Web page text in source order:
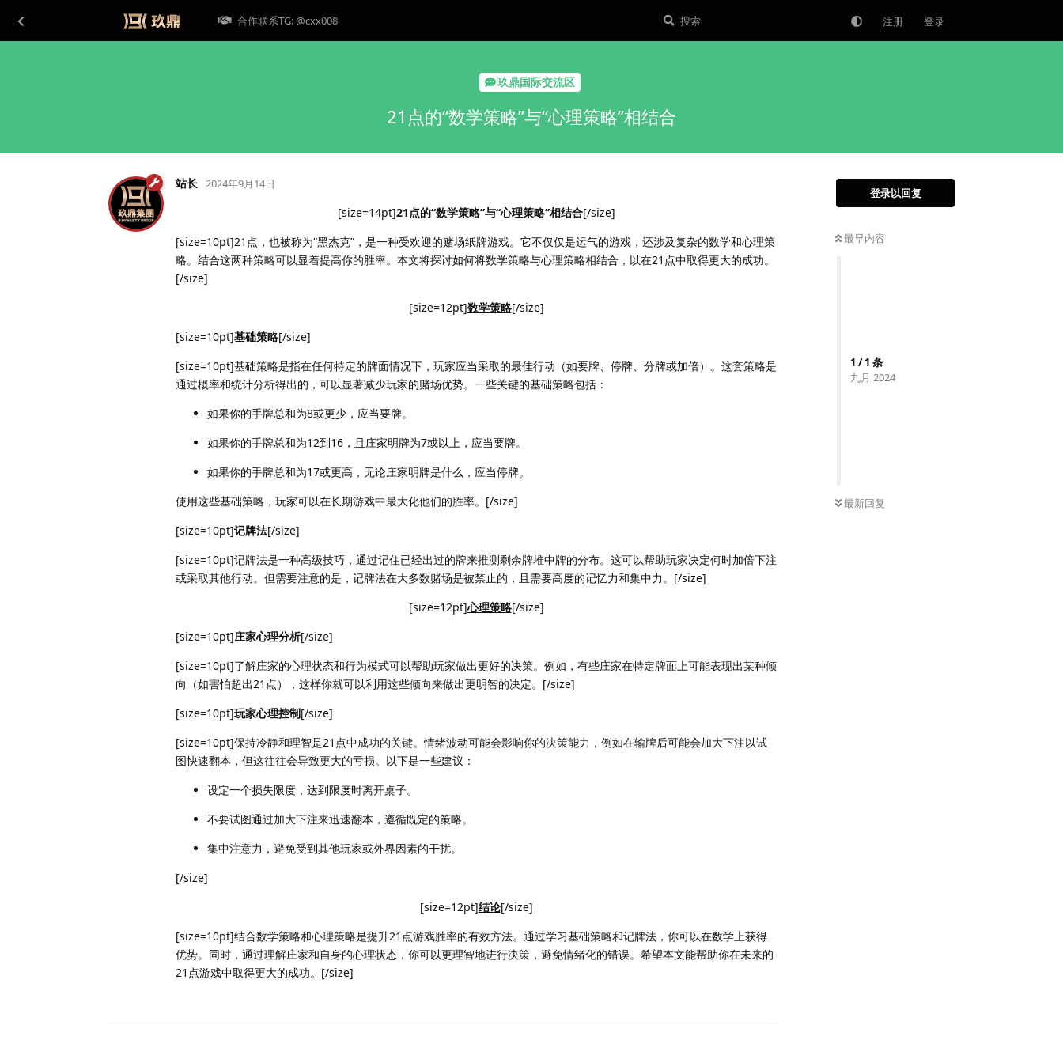
合作联系TG: @cxx008 注册 登录
玖鼎国际交流区
21点的“数学策略”与“心理策略”相结合
登录以回复
最早内容
1 /1 条
九月 2024
最新回复
站长 2024年9月14日
[size=14pt]21点的“数学策略”与“心理策略”相结合[/size]
[size=10pt]21点，也被称为“黑杰克”，是一种受欢迎的赌场纸牌游戏。它不仅仅是运气的游戏，还涉及复杂的数学和心理策
略。结合这两种策略可以显着提高你的胜率。本文将探讨如何将数学策略与心理策略相结合，以在21点中取得更大的成功。
[/size]
[size=12pt]数学策略[/size]
[size=10pt]基础策略[/size]
[size=10pt]基础策略是指在任何特定的牌面情况下，玩家应当采取的最佳行动（如要牌、停牌、分牌或加倍）。这套策略是
通过概率和统计分析得出的，可以显著减少玩家的赌场优势。一些关键的基础策略包括：
如果你的手牌总和为8或更少，应当要牌。
如果你的手牌总和为12到16，且庄家明牌为7或以上，应当要牌。
如果你的手牌总和为17或更高，无论庄家明牌是什么，应当停牌。
使用这些基础策略，玩家可以在长期游戏中最大化他们的胜率。[/size]
[size=10pt]记牌法[/size]
[size=10pt]记牌法是一种高级技巧，通过记住已经出过的牌来推测剩余牌堆中牌的分布。这可以帮助玩家决定何时加倍下注
或采取其他行动。但需要注意的是，记牌法在大多数赌场是被禁止的，且需要高度的记忆力和集中力。[/size]
[size=12pt]心理策略[/size]
[size=10pt]庄家心理分析[/size]
[size=10pt]了解庄家的心理状态和行为模式可以帮助玩家做出更好的决策。例如，有些庄家在特定牌面上可能表现出某种倾
向（如害怕超出21点），这样你就可以利用这些倾向来做出更明智的决定。[/size]
[size=10pt]玩家心理控制[/size]
[size=10pt]保持冷静和理智是21点中成功的关键。情绪波动可能会影响你的决策能力，例如在输牌后可能会加大下注以试
图快速翻本，但这往往会导致更大的亏损。以下是一些建议：
设定一个损失限度，达到限度时离开桌子。
不要试图通过加大下注来迅速翻本，遵循既定的策略。
集中注意力，避免受到其他玩家或外界因素的干扰。
[/size]
[size=12pt]结论[/size]
[size=10pt]结合数学策略和心理策略是提升21点游戏胜率的有效方法。通过学习基础策略和记牌法，你可以在数学上获得
优势。同时，通过理解庄家和自身的心理状态，你可以更理智地进行决策，避免情绪化的错误。希望本文能帮助你在未来的
21点游戏中取得更大的成功。[/size]